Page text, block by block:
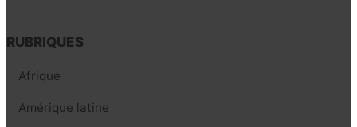
RUBRIQUES
Afrique
Amérique latine